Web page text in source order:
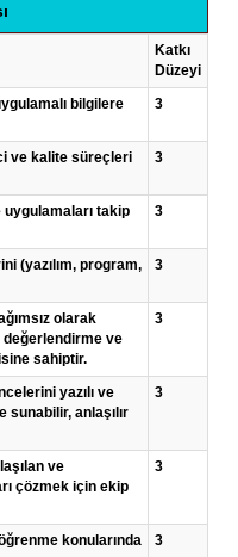
Katkı
Düzeyi
bilgilere
3
ve kalite süreçleri
3
takip
3
(yazılım, program,
3
olarak
ve
sahiptir.
3
yazılı ve
anlaşılır
3
ve
çözmek için ekip
3
konularında
3